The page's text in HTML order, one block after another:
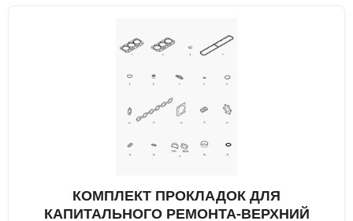
КОМПЛЕКТ ПРОКЛАДОК ДЛЯ
КАПИТАЛЬНОГО РЕМОНТА-ВЕРХНИЙ